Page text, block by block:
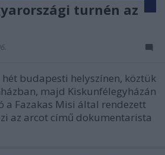
turnén az
budapesti helyszínen, köztük
majd Kiskunfélegyházán
a Fazakas Misi által rendezett
az arcot című dokumentarista